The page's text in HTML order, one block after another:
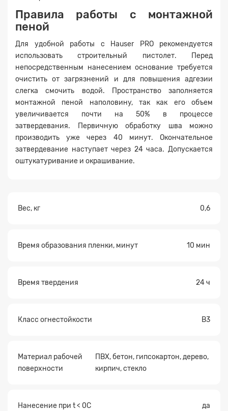
Правила работы с монтажной
пеной
Для удобной работы с Hauser PRO рекомендуется
использовать строительный пистолет. Перед
непосредственным нанесением основание требуется
очистить от загрязнений и для повышения адгезии
слегка смочить водой. Пространство заполняется
монтажной пеной наполовину, так как его объем
увеличивается почти на 50% в процессе
затвердевания. Первичную обработку шва можно
производить уже через 40 минут. Окончательное
затвердевание наступает через 24 часа. Допускается
оштукатуривание и окрашивание.
Вес, кг 0,6
Время образования пленки, минут 10 мин
Время твердения 24 ч
Класс огнестойкости В3
Материал рабочей
поверхности
ПВХ, бетон, гипсокартон, дерево,
кирпич, стекло
Нанесение при t < 0C да
Заявка на расчет
Прикрепите
файл